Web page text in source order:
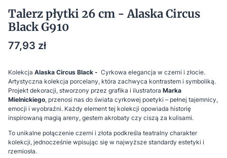
Talerz płytki 26 cm - Alaska Circus
Black G910
Cena
77,93 zł
Kolekcja Alaska Circus Black - Cyrkowa elegancja w czerni i złocie.
Artystyczna kolekcja porcelany, która zachwyca kontrastem i symboliką.
Projekt dekoracji, stworzony przez grafika i ilustratora Marka
Mielnickiego, przenosi nas do świata cyrkowej poetyki – pełnej tajemnicy,
emocji i wyobraźni. Każdy element tej kolekcji opowiada historię
inspirowaną magią areny, gestem akrobaty czy ciszą za kulisami.
To unikalne połączenie czerni i złota podkreśla teatralny charakter
kolekcji, jednocześnie wpisując się w najwyższe standardy estetyki i
rzemiosła.